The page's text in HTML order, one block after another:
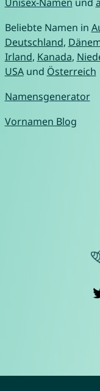
Beliebte Namen in
Deutschland,
Irland, Kanada,
USAund Österreich
Namensgenerator
Vornamen Blog